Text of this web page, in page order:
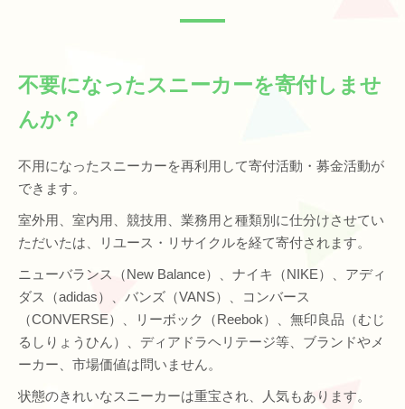
不要になったスニーカーを寄付しませ
んか？
不用になったスニーカーを再利用して寄付活動・募金活動が
できます。
室外用、室内用、競技用、業務用と種類別に仕分けさせてい
ただいたは、リユース・リサイクルを経て寄付されます。
ニューバランス（New Balance）、ナイキ（NIKE）、アディ
ダス（adidas）、バンズ（VANS）、コンバース
（CONVERSE）、リーボック（Reebok）、無印良品（むじ
るしりょうひん）、ディアドラヘリテージ等、ブランドやメ
ーカー、市場価値は問いません。
状態のきれいなスニーカーは重宝され、人気もあります。